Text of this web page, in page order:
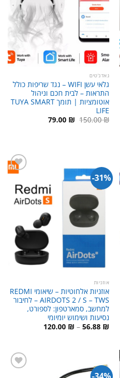
גאדג'טים
גלאי עשן WIFI – נגד שריפות כולל
התראות – לבית חכם וניהול
אוטומציות | תומך TUYA SMART
LIFE
150.00₪ המחיר
המקורי
79.00 ₪ המחיר
הנוכחי
31%-
אוזניות
אוזניות אלחוטיות – שיאומי REDMI
AIRDOTS 2 / S – TWS – לחיבור
למחשב, סמארטפון: לספורט,
נסיעות ושימוש יומיומי
56.88 ₪
–
120.00 ₪ טווח